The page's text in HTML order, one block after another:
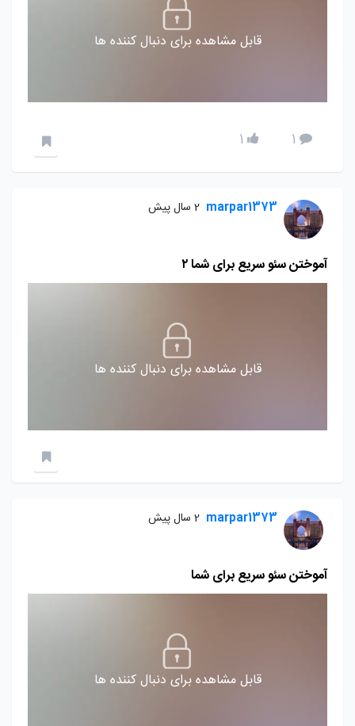
قابل مشاهده برای دنبال کننده ها
1
1
marpar1373 2 سال پیش
آموختن سئو سریع برای شما ۲
قابل مشاهده برای دنبال کننده ها
marpar1373 2 سال پیش
آموختن سئو سریع برای شما
قابل مشاهده برای دنبال کننده ها